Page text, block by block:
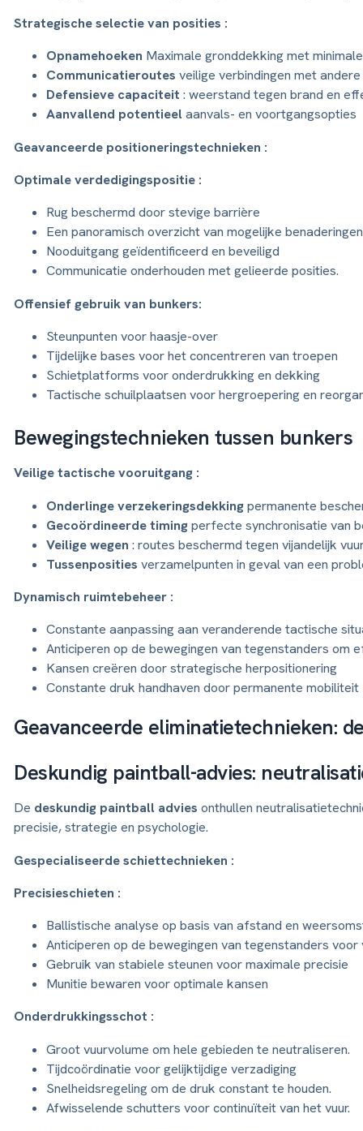
Strategische selectie van posities :
Opnamehoeken Maximale gronddekking met
Communicatieroutes veilige verbindingen met
Defensieve capaciteit : weerstand tegen brand en
Aanvallend potentieelaanvals- en voortgangsopties
Geavanceerde positioneringstechnieken :
Optimale verdedigingspositie :
Rug beschermd door stevige barrière
Een panoramisch overzicht van mogelijke benaderingen
Nooduitgang geïdentificeerd en beveiligd
Communicatie onderhouden met gelieerde posities.
Offensief gebruik van bunkers:
Steunpunten voor haasje-over
Tijdelijke bases voor het concentreren van troepen
Schietplatforms voor onderdrukking en dekking
Tactische schuilplaatsen voor hergroepering en
Bewegingstechnieken tussen bunkers
Veilige tactische vooruitgang :
Onderlinge verzekeringsdekkingpermanente
Gecoördineerde timingperfecte synchronisatie van
Veilige wegen : routes beschermd tegen vijandelijk
Tussenposities verzamelpunten in geval van een
Dynamisch ruimtebeheer :
Constante aanpassing aan veranderende tactische
Anticiperen op de bewegingen van tegenstanders om
Kansen creëren door strategische herpositionering
Constante druk handhaven door permanente mobiliteit
Geavanceerde eliminatietechnieken:
Deskundig paintball-advies:
De deskundig paintball advies onthullen
precisie, strategie en psychologie.
Gespecialiseerde schiettechnieken :
Precisieschieten :
Ballistische analyse op basis van afstand en
Anticiperen op de bewegingen van tegenstanders
Gebruik van stabiele steunen voor maximale precisie
Munitie bewaren voor optimale kansen
Onderdrukkingsschot :
Groot vuurvolume om hele gebieden te neutraliseren.
Tijdcoördinatie voor gelijktijdige verzadiging
Snelheidsregeling om de druk constant te houden.
Afwisselende schutters voor continuïteit van het vuur.